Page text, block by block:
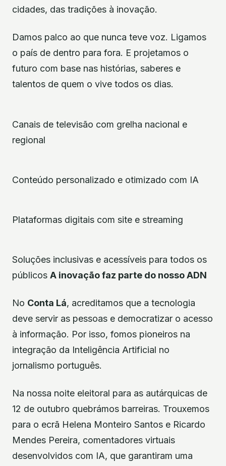
cidades, das tradições à inovação.
Damos palco ao que nunca teve voz. Ligamos
o país de dentro para fora. E projetamos o
futuro com base nas histórias, saberes e
talentos de quem o vive todos os dias.
Canais de televisão com grelha nacional e
regional
Conteúdo personalizado e otimizado com IA
Plataformas digitais com site e streaming
Soluções inclusivas e acessíveis para todos os
públicos A inovação faz parte do nosso ADN
No Conta Lá, acreditamos que a tecnologia
deve servir as pessoas e democratizar o acesso
à informação. Por isso, fomos pioneiros na
integração da Inteligência Artificial no
jornalismo português.
Na nossa noite eleitoral para as autárquicas de
12 de outubro quebrámos barreiras. Trouxemos
para o ecrã Helena Monteiro Santos e Ricardo
Mendes Pereira, comentadores virtuais
desenvolvidos com IA, que garantiram uma